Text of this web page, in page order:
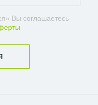
Вы соглашаетесь